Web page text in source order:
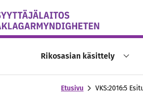
saavutettavuusohje
Rikosasian käsittely
Etusivu VKS:2016:5